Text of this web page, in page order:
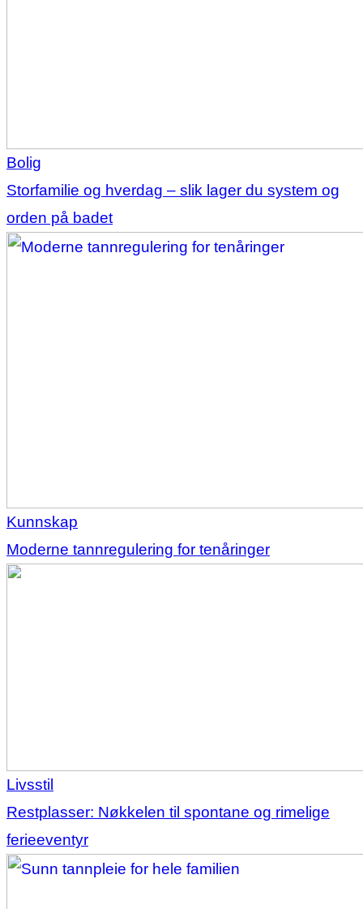
Bolig
Storfamilie og hverdag – slik lager du system og
orden på badet
Kunnskap
Moderne tannregulering for tenåringer
Livsstil
Restplasser: Nøkkelen til spontane og rimelige
ferieeventyr